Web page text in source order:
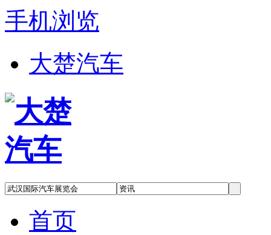
手机浏览
大楚汽车
首页